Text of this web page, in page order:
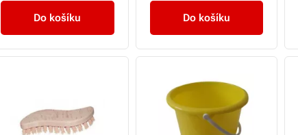
Do košíku Do košíku